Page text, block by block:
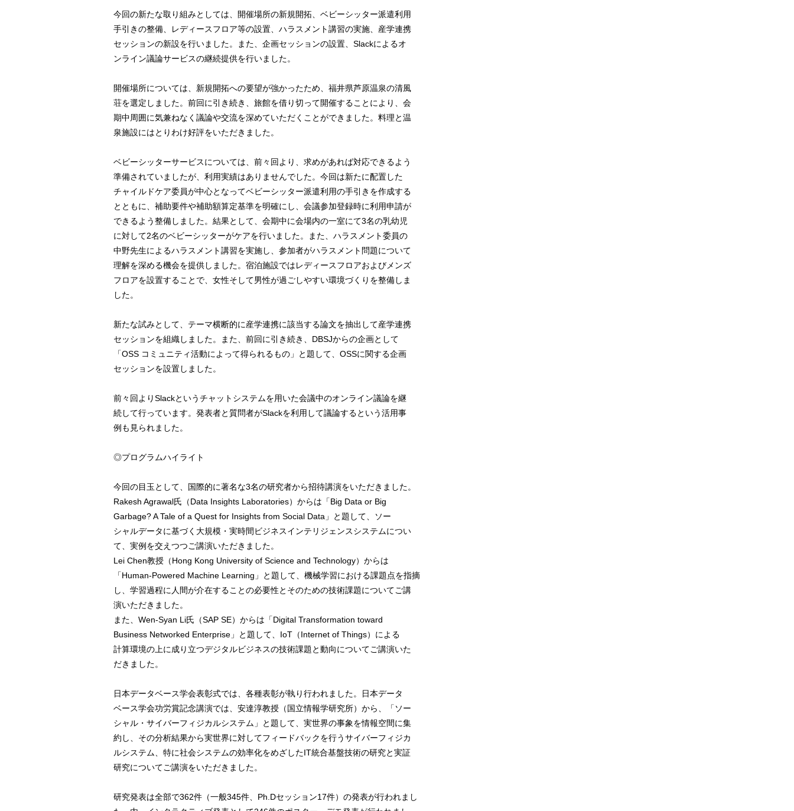
今回の新たな取り組みとしては、開催場所の新規開拓、ベビーシッター派遣利用
手引きの整備、レディースフロア等の設置、ハラスメント講習の実施、産学連携
セッションの新設を行いました。また、企画セッションの設置、Slackによるオ
ンライン議論サービスの継続提供を行いました。
開催場所については、新規開拓への要望が強かったため、福井県芦原温泉の清風
荘を選定しました。前回に引き続き、旅館を借り切って開催することにより、会
期中周囲に気兼ねなく議論や交流を深めていただくことができました。料理と温
泉施設にはとりわけ好評をいただきました。
ベビーシッターサービスについては、前々回より、求めがあれば対応できるよう
準備されていましたが、利用実績はありませんでした。今回は新たに配置した
チャイルドケア委員が中心となってベビーシッター派遣利用の手引きを作成する
とともに、補助要件や補助額算定基準を明確にし、会議参加登録時に利用申請が
できるよう整備しました。結果として、会期中に会場内の一室にて3名の乳幼児
に対して2名のベビーシッターがケアを行いました。また、ハラスメント委員の
中野先生によるハラスメント講習を実施し、参加者がハラスメント問題について
理解を深める機会を提供しました。宿泊施設ではレディースフロアおよびメンズ
フロアを設置することで、女性そして男性が過ごしやすい環境づくりを整備しま
した。
新たな試みとして、テーマ横断的に産学連携に該当する論文を抽出して産学連携
セッションを組織しました。また、前回に引き続き、DBSJからの企画として
「OSS コミュニティ活動によって得られるもの」と題して、OSSに関する企画
セッションを設置しました。
前々回よりSlackというチャットシステムを用いた会議中のオンライン議論を継
続して行っています。発表者と質問者がSlackを利用して議論するという活用事
例も見られました。
◎プログラムハイライト
今回の目玉として、国際的に著名な3名の研究者から招待講演をいただきました。
Rakesh Agrawal氏（Data Insights Laboratories）からは「Big Data or Big
Garbage? A Tale of a Quest for Insights from Social Data」と題して、ソー
シャルデータに基づく大規模・実時間ビジネスインテリジェンスシステムについ
て、実例を交えつつご講演いただきました。
Lei Chen教授（Hong Kong University of Science and Technology）からは
「Human-Powered Machine Learning」と題して、機械学習における課題点を指摘
し、学習過程に人間が介在することの必要性とそのための技術課題についてご講
演いただきました。
また、Wen-Syan Li氏（SAP SE）からは「Digital Transformation toward
Business Networked Enterprise」と題して、IoT（Internet of Things）による
計算環境の上に成り立つデジタルビジネスの技術課題と動向についてご講演いた
だきました。
日本データベース学会表彰式では、各種表彰が執り行われました。日本データ
ベース学会功労賞記念講演では、安達淳教授（国立情報学研究所）から、「ソー
シャル・サイバーフィジカルシステム」と題して、実世界の事象を情報空間に集
約し、その分析結果から実世界に対してフィードバックを行うサイバーフィジカ
ルシステム、特に社会システムの効率化をめざしたIT統合基盤技術の研究と実証
研究についてご講演をいただきました。
研究発表は全部で362件（一般345件、Ph.Dセッション17件）の発表が行われまし